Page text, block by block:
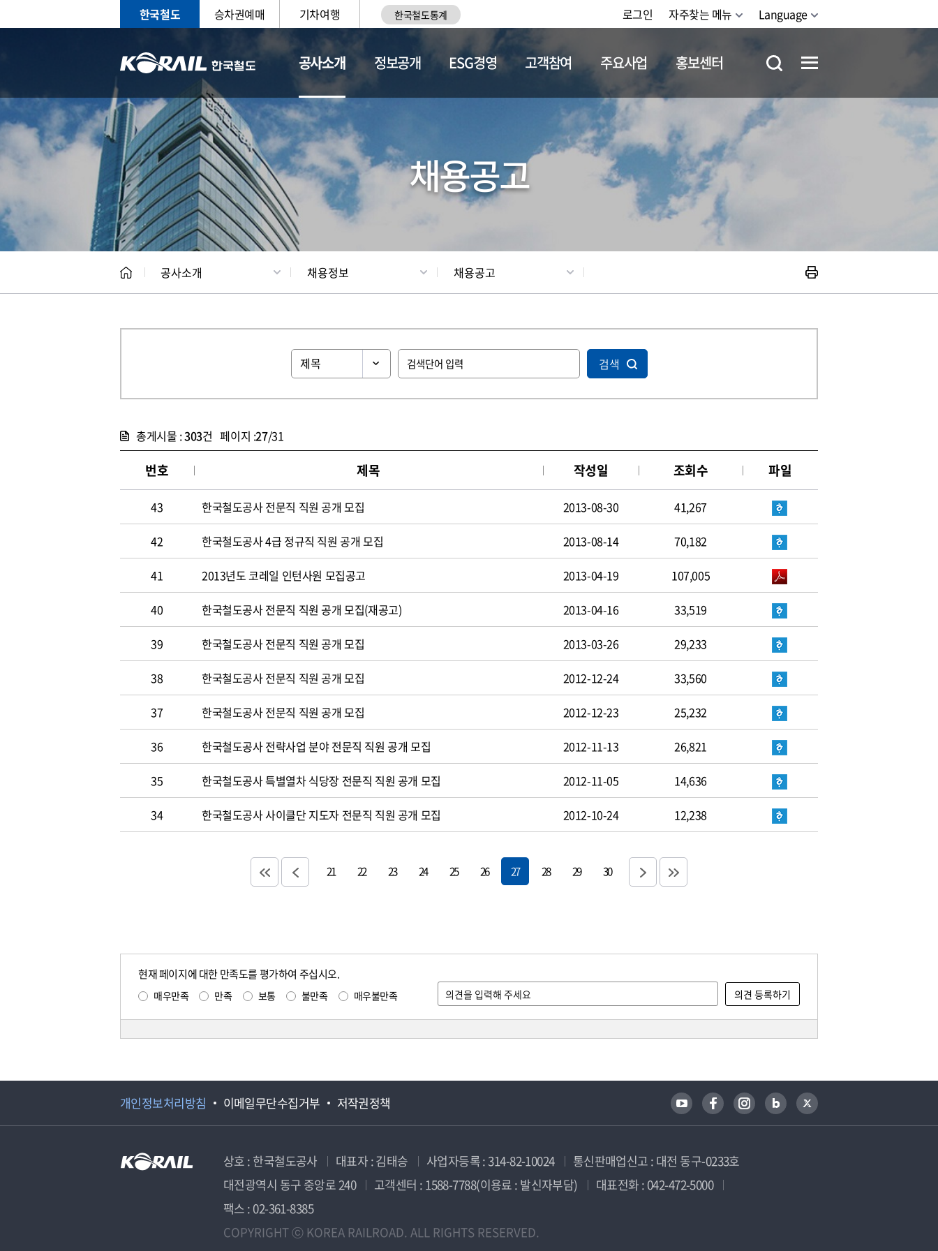
한국철도 승차권예매 기차여행 한국철도통계 로그인 자주찾는 메뉴 Language
공사소개
CEO 일반현황 채용정보
정보공개 ESG경영 고객참여 주요사업 홍보센터
채용공고
공사소개 채용정보 채용공고
검색
총게시물 :303건 페이지 :27/31
번호 제목 작성일 조회수 파일
43 한국철도공사 전문직 직원 공개 모집 2013-08-30 41,267
42 한국철도공사 4급 정규직 직원 공개 모집 2013-08-14 70,182
41 2013년도 코레일 인턴사원 모집공고 2013-04-19 107,005
40 한국철도공사 전문직 직원 공개 모집(재공고) 2013-04-16 33,519
39 한국철도공사 전문직 직원 공개 모집 2013-03-26 29,233
38 한국철도공사 전문직 직원 공개 모집 2012-12-24 33,560
37 한국철도공사 전문직 직원 공개 모집 2012-12-23 25,232
36 한국철도공사 전략사업 분야 전문직 직원 공개 모집 2012-11-13 26,821
35 한국철도공사 특별열차 식당장 전문직 직원 공개 모집 2012-11-05 14,636
34 한국철도공사 사이클단 지도자 전문직 직원 공개 모집 2012-10-24 12,238
21 22 23 24 25 26 27 28 29 30
현재 페이지에 대한 만족도를 평가하여 주십시오.
매우만족 만족 보통 불만족 매우불만족
개인정보처리방침 이메일무단수집거부 저작권정책
상호 : 한국철도공사 대표자 : 김태승 사업자등록 : 314-82-10024
통신판매업신고 : 대전 동구-0233호
대전광역시 동구 중앙로 240
고객센터 : 1588-7788(이용료 : 발신자부담)
대표전화 : 042-472-5000
팩스 : 02-361-8385
COPYRIGHT ⓒ KOREA RAILROAD. ALL RIGHTS RESERVED.